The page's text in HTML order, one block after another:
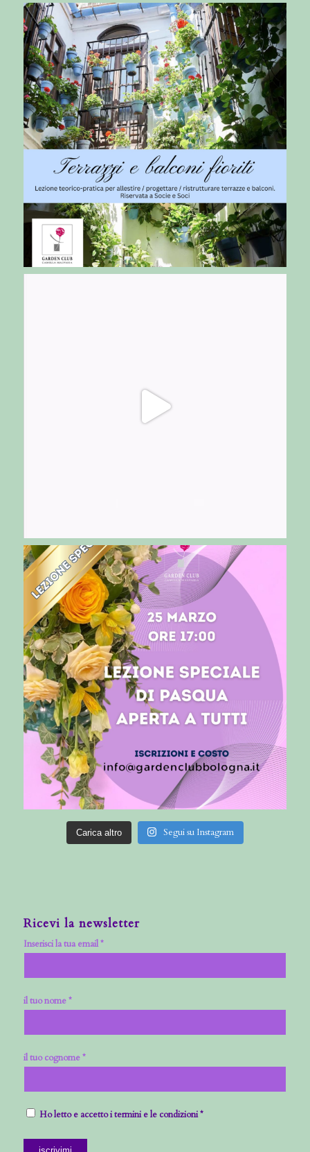
Carica altro Segui su Instagram
Ricevi la newsletter
Inserisci la tua email *
il tuo nome *
il tuo cognome *
Ho letto e accetto i termini e le condizioni *